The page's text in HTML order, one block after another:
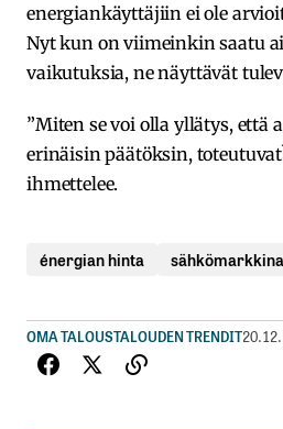
energiankäyttäjiin ei ole
Nyt kun on viimeinkin saatu
vaikutuksia, ne näyttävät
”Miten se voi olla yllätys, että
erinäisin päätöksin,
ihmettelee.
énergian hinta
OMA TALOUSTALOUDEN TRENDIT